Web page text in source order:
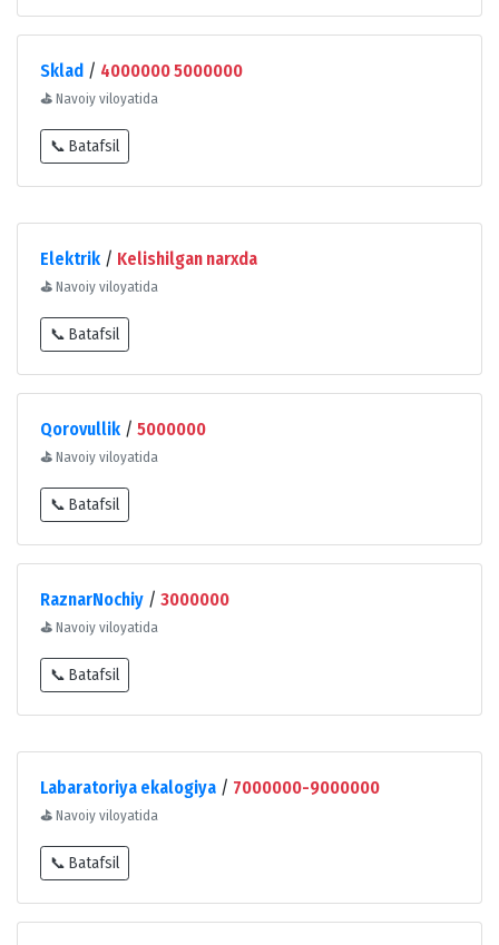
Sklad / 4000000 5000000
⛳ Navoiy viloyatida
📞 Batafsil
Elektrik / Kelishilgan narxda
⛳ Navoiy viloyatida
📞 Batafsil
Qorovullik / 5000000
⛳ Navoiy viloyatida
📞 Batafsil
RaznarNochiy / 3000000
⛳ Navoiy viloyatida
📞 Batafsil
Labaratoriya ekalogiya / 7000000-9000000
⛳ Navoiy viloyatida
📞 Batafsil